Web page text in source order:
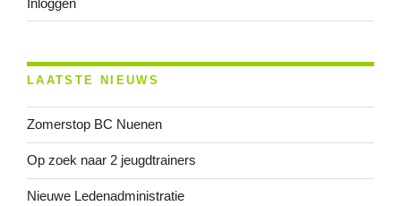
LAATSTE NIEUWS
Zomerstop BC Nuenen
Op zoek naar 2 jeugdtrainers
Nieuwe Ledenadministratie